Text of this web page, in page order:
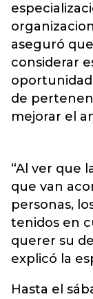
aseguró
considerar
de
mejorar el
“Al ver que
que van
personas,
tenidos en
querer su
explicó la
Hasta el